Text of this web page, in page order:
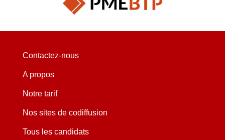
Contactez-nous
A propos
Notre tarif
Nos sites de codiffusion
Tous les candidats